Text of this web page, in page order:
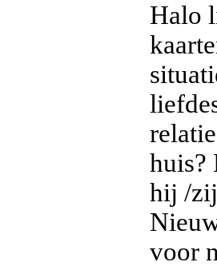
Halo
huis?
hij /zij
voor